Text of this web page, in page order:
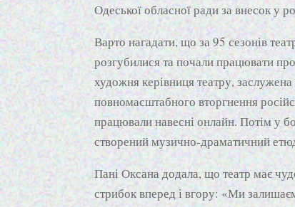
Одеської обласної ради за внесок у
Варто нагадати, що за 95 сезонів
розгубилися та почали працювати
художня керівниця театру,
повномасштабного вторгнення
працювали навесні онлайн. Потім у
створений музично-драматичний
Пані Оксана додала, що театр має
стрибок вперед і вгору: «Ми